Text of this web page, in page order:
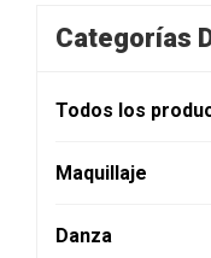
Categorías
Todos los
Maquillaje
Danza